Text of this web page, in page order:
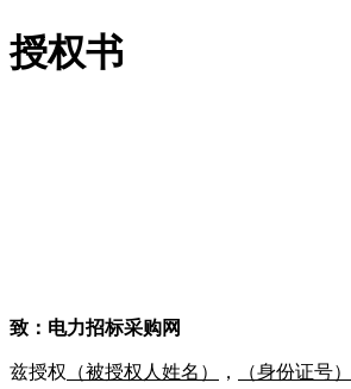
授权书
致： 电力招标采购网
兹授权 （被授权人姓名） ， （身份证号）